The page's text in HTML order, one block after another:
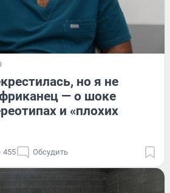
но я не
— о шоке
и «плохих
455 Обсудить